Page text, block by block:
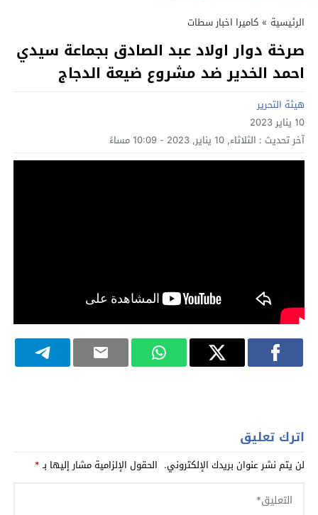
الرئيسية » كاميرا اخبار سطات
صرخة دوار اولاد عبد الصادق بجماعة سيدي
احمد الخدير ضد مشروع ضيعة الدجاج
هيئة التحرير
10 يناير 2023
آخر تحديث : الثلاثاء, 10 يناير, 2023 - 10:09 مساءً
اترك تعليق
لن يتم نشر عنوان بريدك الإلكتروني. الحقول الإلزامية مشار إليها بـ*